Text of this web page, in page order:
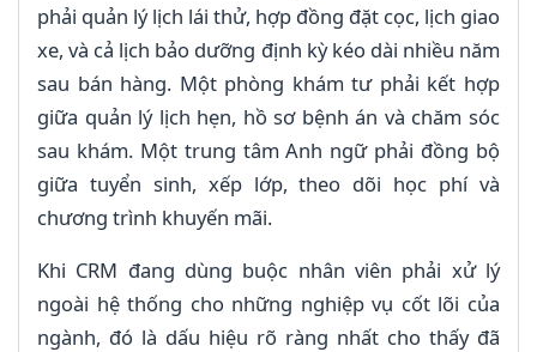
phải quản lý lịch lái thử, hợp đồng đặt cọc, lịch giao
xe, và cả lịch bảo dưỡng định kỳ kéo dài nhiều năm
sau bán hàng. Một phòng khám tư phải kết hợp
giữa quản lý lịch hẹn, hồ sơ bệnh án và chăm sóc
sau khám. Một trung tâm Anh ngữ phải đồng bộ
giữa tuyển sinh, xếp lớp, theo dõi học phí và
chương trình khuyến mãi.
Khi CRM đang dùng buộc nhân viên phải xử lý
ngoài hệ thống cho những nghiệp vụ cốt lõi của
ngành, đó là dấu hiệu rõ ràng nhất cho thấy đã